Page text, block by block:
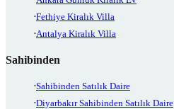
Fethiye Kiralık Villa
Antalya Kiralık Villa
Sahibinden
Sahibinden Satılık Daire
Diyarbakır Sahibinden Satılık Daire